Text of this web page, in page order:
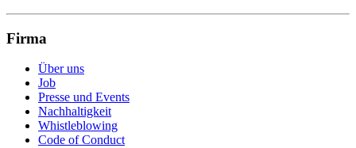
Firma
Über uns
Job
Presse und Events
Nachhaltigkeit
Whistleblowing
Code of Conduct